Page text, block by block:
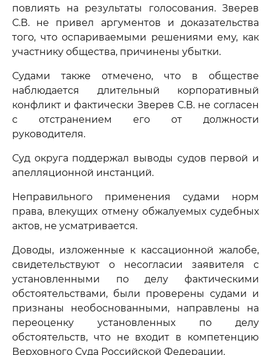
повлиять на результаты голосования. Зверев
С.В. не привел аргументов и доказательства
того, что оспариваемыми решениями ему, как
участнику общества, причинены убытки.
Судами также отмечено, что в обществе
наблюдается длительный корпоративный
конфликт и фактически Зверев С.В. не согласен
с отстранением его от должности
руководителя.
Суд округа поддержал выводы судов первой и
апелляционной инстанций.
Неправильного применения судами норм
права, влекущих отмену обжалуемых судебных
актов, не усматривается.
Доводы, изложенные к кассационной жалобе,
свидетельствуют о несогласии заявителя с
установленными по делу фактическими
обстоятельствами, были проверены судами и
признаны необоснованными, направлены на
переоценку установленных по делу
обстоятельств, что не входит в компетенцию
Верховного Суда Российской Федерации.